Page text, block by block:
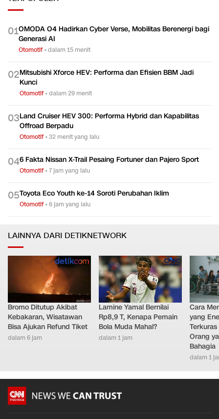
01OMODA O4 Hadirkan Cyber Verse, Mobilitas Berenergi bagi
Generasi AI
Otomotif• dalam 15 menit
02Mitsubishi Xforce HEV: Performa dan Efisien BBM Jadi
Kunci
Otomotif• dalam 29 menit
03Land Cruiser HEV 300: Performa Hybrid dan Kapabilitas
Offroad Berpadu
Otomotif• 32 menit yang lalu
046 Fakta Nissan X-Trail Pesaing Fortuner dan Pajero Sport
Otomotif• 7 jam yang lalu
05Toyota Eco Youth ke-14 Soroti Perubahan Iklim
Otomotif• 6 jam yang lalu
LAINNYA DARI DETIKNETWORK
Bromo Ditutup Akibat
Kebakaran, Wisatawan
Bisa Ajukan Refund Tiket
dalam 6 jam
Lamine Yamal Bernilai
Rp8,9 T, Kenapa Pemain
Bola Muda Mahal?
dalam 1 jam
Cara
yang
Orang
Bahagia
dalam 1